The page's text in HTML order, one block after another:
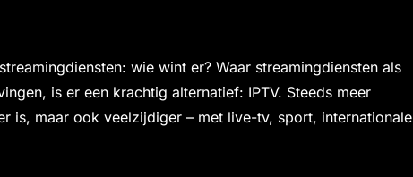
wie wint er? Waar streamingdiensten als
is er een krachtig alternatief: IPTV. Steeds meer
is, maar ook veelzijdiger – met live-tv, sport, internationale